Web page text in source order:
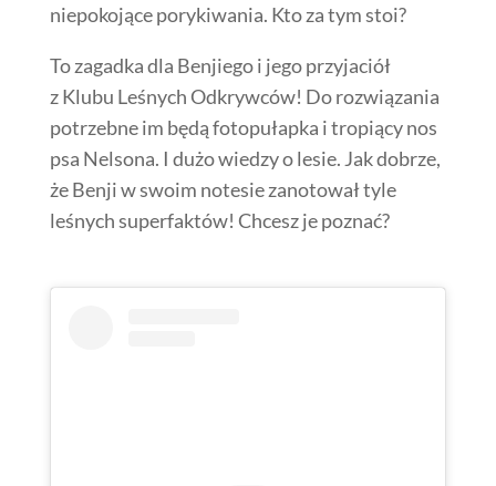
niepokojące porykiwania. Kto za tym stoi?
To zagadka dla Benjiego i jego przyjaciół
z Klubu Leśnych Odkrywców! Do rozwiązania
potrzebne im będą fotopułapka i tropiący nos
psa Nelsona. I dużo wiedzy o lesie. Jak dobrze,
że Benji w swoim notesie zanotował tyle
leśnych superfaktów! Chcesz je poznać?